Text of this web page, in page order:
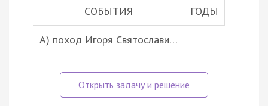
СОБЫТИЯ ГОДЫ
А) поход Игоря Святослави…